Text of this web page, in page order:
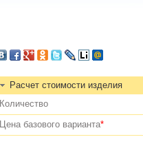
Расчет стоимости изделия
Количество
Цена базового варианта*